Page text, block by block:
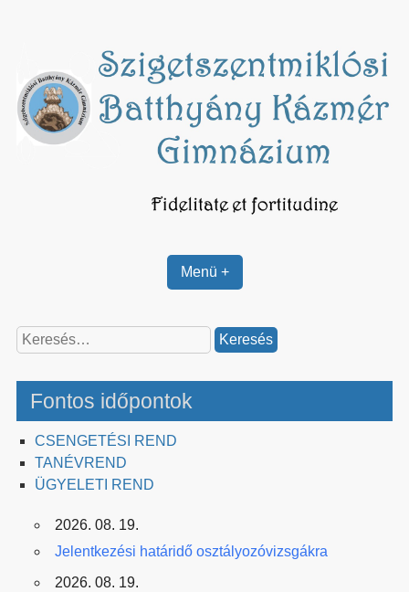
Menü +
Keresés:
Fontos időpontok
CSENGETÉSI REND
TANÉVREND
ÜGYELETI REND
2026. 08. 19.
Jelentkezési határidő osztályozóvizsgákra
2026. 08. 19.